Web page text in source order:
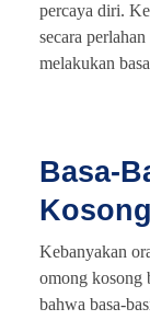
percaya diri.
secara
melakukan
Basa-
Kosong
Kebanyakan
omong kosong
bahwa basa-